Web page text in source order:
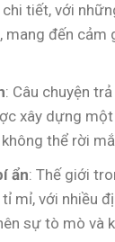
tiết, với
đến cảm
: Câu chuyện
xây dựng
thể rời
ẩn: Thế giới
mỉ, với nhiều
sự tò mò và